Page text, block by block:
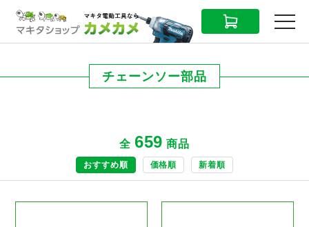
CART MENU
チェーンソー部品
全 659 商品
おすすめ順 価格順 新着順